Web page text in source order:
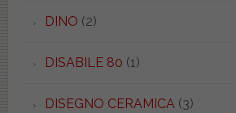
DINO (2)
DISABILE 80 (1)
DISEGNO CERAMICA(3)